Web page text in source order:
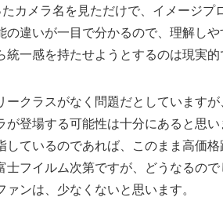
カメラ名を見ただけで、イメージプ
違いが一目で分かるので、理解し
一感を持たせようとするのは現実的
クラスがなく問題だとしています
登場する可能性は十分にあると思
ているのであれば、このまま高価
フイルム次第ですが、どうなるの
ンは、少なくないと思います。